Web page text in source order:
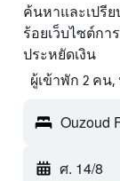
ค้นหาและเปรีย
ร้อยเว็บไซต์กา
ประหยัดเงิน
ผู้เข้าพัก 2 คน
Ouzoud
ศ. 14/8